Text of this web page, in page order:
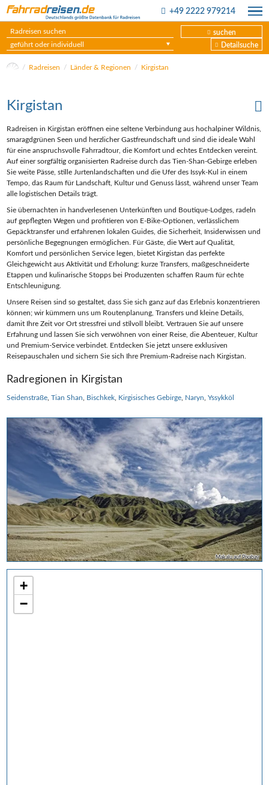
+49 2222 979214
suchen
geführt oder individuell
Detailsuche
Radreisen Länder & Regionen Kirgistan
Makalu auf Pixabay
+
−
Kirgistan
Radreisen in Kirgistan eröffnen eine seltene Verbindung aus hochalpiner Wildnis,
smaragdgrünen Seen und herzlicher Gastfreundschaft und sind die ideale Wahl
für eine anspruchsvolle Fahrradtour, die Komfort und echtes Entdecken vereint.
Auf einer sorgfältig organisierten Radreise durch das Tien‑Shan‑Gebirge erleben
Sie weite Pässe, stille Jurtenlandschaften und die Ufer des Issyk‑Kul in einem
Tempo, das Raum für Landschaft, Kultur und Genuss lässt, während unser Team
alle logistischen Details trägt.
Sie übernachten in handverlesenen Unterkünften und Boutique‑Lodges, radeln
auf gepflegten Wegen und profitieren von E‑Bike‑Optionen, verlässlichem
Gepäcktransfer und erfahrenen lokalen Guides, die Sicherheit, Insiderwissen und
persönliche Begegnungen ermöglichen. Für Gäste, die Wert auf Qualität,
Komfort und persönlichen Service legen, bietet Kirgistan das perfekte
Gleichgewicht aus Aktivität und Erholung: kurze Transfers, maßgeschneiderte
Etappen und kulinarische Stopps bei Produzenten schaffen Raum für echte
Entschleunigung.
Unsere Reisen sind so gestaltet, dass Sie sich ganz auf das Erlebnis konzentrieren
können; wir kümmern uns um Routenplanung, Transfers und kleine Details,
damit Ihre Zeit vor Ort stressfrei und stilvoll bleibt. Vertrauen Sie auf unsere
Erfahrung und lassen Sie sich verwöhnen von einer Reise, die Abenteuer, Kultur
und Premium‑Service verbindet. Entdecken Sie jetzt unsere exklusiven
Reisepauschalen und sichern Sie sich Ihre Premium‑Radreise nach Kirgistan.
Radregionen in Kirgistan
Seidenstraße Tian Shan Bischkek Kirgisisches Gebirge Naryn Yssykköl